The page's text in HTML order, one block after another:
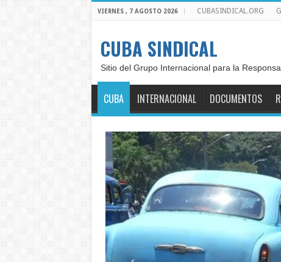
VIERNES , 7 AGOSTO 2026 CUBASINDICAL.ORG
CUBA SINDICAL
Sitio del Grupo Internacional para la
CUBA INTERNACIONAL DOCUMENTOS